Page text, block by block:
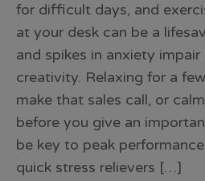
for difficult days, and
at your desk can be a
and spikes in anxiety
creativity. Relaxing for a
make that sales call, or
before you give an
be key to peak
quick stress relievers […]